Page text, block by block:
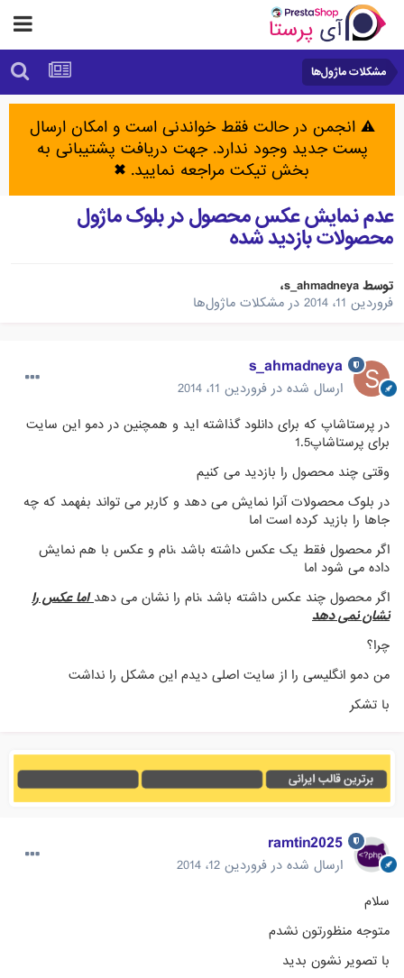
مشکلات ماژول‌ها
⚠️ انجمن در حالت فقط خواندنی است و امکان ارسال
پست جدید وجود ندارد. جهت دریافت پشتیبانی به
بخش تیکت مراجعه نمایید. ✖
عدم نمایش عکس محصول در بلوک ماژول
محصولات بازدید شده
توسطs_ahmadneya،
فروردین 11، 2014
در مشکلات ماژول‌ها
s_ahmadneya
ارسال شده در فروردین 11، 2014
در پرستاشاپ که برای دانلود گذاشته اید و همچنین در دمو این سایت
برای پرستاشاپ1.5
وقتی چند محصول را بازدید می کنیم
در بلوک محصولات آنرا نمایش می دهد و کاربر می تواند بفهمد که چه
جاها را بازید کرده است اما
اگر محصول فقط یک عکس داشته باشد ،نام و عکس با هم نمایش
داده می شود اما
اگر محصول چند عکس داشته باشد ،نام را نشان می دهد اما عکس را
نشان نمی دهد
چرا؟
من دمو انگلیسی را از سایت اصلی دیدم این مشکل را نداشت
با تشکر
ramtin2025
ارسال شده در فروردین 12، 2014
سلام
متوجه منظورتون نشدم
با تصویر نشون بدید